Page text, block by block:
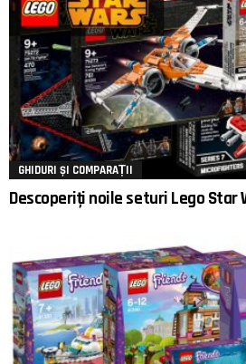
GHIDURI ȘI COMPARAȚII
Descoperiți noile seturi Lego Star